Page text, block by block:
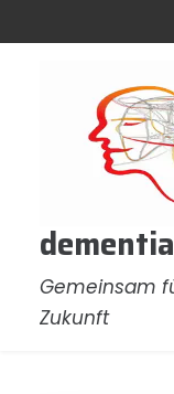
Gemeinsam
Zukunft